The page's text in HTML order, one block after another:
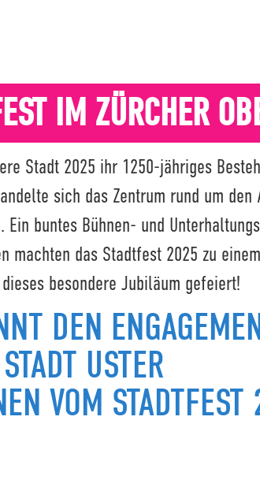
IM ZÜRCHER
Stadt 2025 ihr 1250-jähriges
sich das Zentrum rund um
buntes Bühnen- und
machten das Stadtfest 2025 zu
besondere Jubiläum gefeiert!
DEN
STADT USTER
VOM